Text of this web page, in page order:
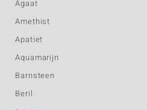
Agaat
Amethist
Apatiet
Aquamarijn
Barnsteen
Beril